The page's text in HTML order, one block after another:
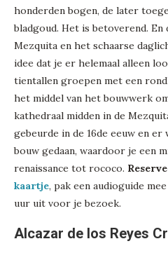
honderden bogen, de later
bladgoud. Het is betoverend. En
Mezquita en het schaarse
idee dat je er helemaal alleen
tientallen groepen met een
het middel van het bouwwerk
kathedraal midden in de
gebeurde in de 16de eeuw en
bouw gedaan, waardoor je een
renaissance tot rococo.
kaartje, pak een audioguide
uur uit voor je bezoek.
Alcazar de los Reyes